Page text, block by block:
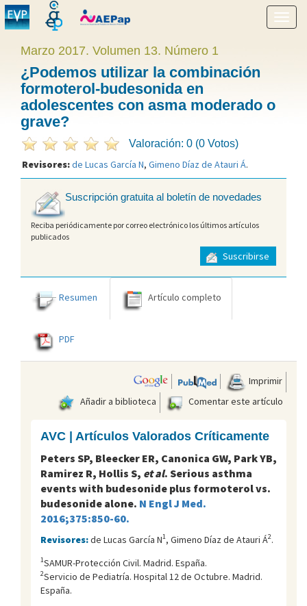
menú
Marzo 2017. Volumen 13. Número 1
¿Podemos utilizar la combinación
formoterol-budesonida en
adolescentes con asma moderado o
grave?
Valoración: 0 (0 Votos)
Revisores:de Lucas García N, Gimeno Díaz de Atauri Á.
Suscripción gratuita al boletín de novedades
Reciba periódicamente por correo electrónico los últimos artículos
publicados
Suscribirse
Resumen Artículo completo
PDF
Imprimir
Añadir a biblioteca
Comentar este artículo
AVC | Artículos Valorados Críticamente
Peters SP, Bleecker ER, Canonica GW, Park YB,
Ramirez R, Hollis S, et al. Serious asthma
events with budesonide plus formoterol vs.
budesonide alone. N Engl J Med.
2016;375:850-60.
Revisores:de Lucas García N1, Gimeno Díaz de Atauri Á2.
1SAMUR-Protección Civil. Madrid. España.
2Servicio de Pediatría. Hospital 12 de Octubre. Madrid.
España.